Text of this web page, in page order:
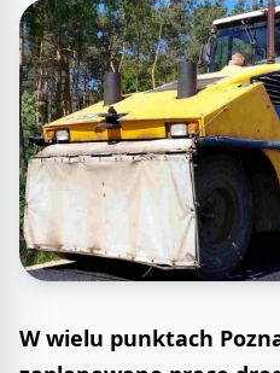
W wielu punktach